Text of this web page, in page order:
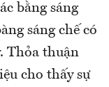
bằng sáng
sáng chế có
Thỏa thuận
cho thấy sự